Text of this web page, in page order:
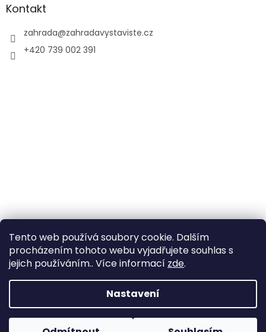
Tento web používá soubory cookie. Dalším
procházením tohoto webu vyjadřujete souhlas s
jejich používáním.. Více informací zde.
Nastavení
Kontakt
zahrada@zahradavystaviste.cz
+420 739 002 391
Copyright 2026Zahrada Výstaviště. Všechna práva